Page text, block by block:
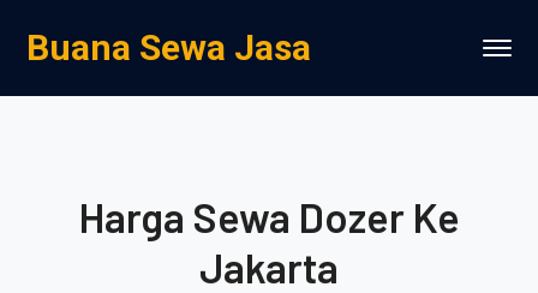
Buana Sewa Jasa
Harga Sewa Dozer Ke
Jakarta